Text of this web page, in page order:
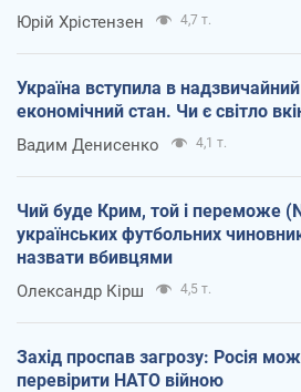
Юрій Хрістензен 4,7 т.
Україна вступила в надзвичайний
економічний стан. Чи є світло
Вадим Денисенко 4,1 т.
Чий буде Крим, той і переможе
українських футбольних
назвати вбивцями
Олександр Кірш 4,5 т.
Захід проспав загрозу: Росія
перевірити НАТО війною